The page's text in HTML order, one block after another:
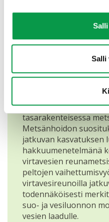
Salli
monipuolistaminen,
julkaisematon).
Tietyillä
nähdään
puun tuottamisen
keskeisiä
tasarakenteisessa
Metsänhoidon
jatkuvan kasvatuksen
hakkuumenetelmänä
virtavesien
peltojen
virtavesireunoilla
todennäköisesti
suo- ja vesiluonnon
vesien laadulle.